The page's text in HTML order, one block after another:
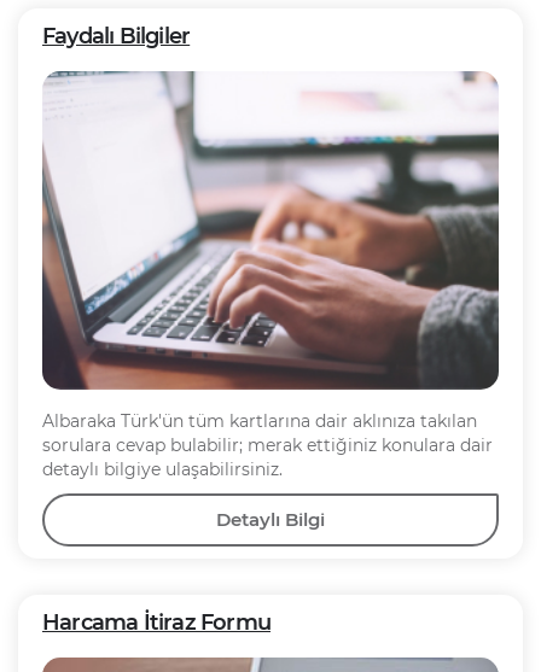
Faydalı Bilgiler
Albaraka Türk'ün tüm kartlarına dair aklınıza takılan
sorulara cevap bulabilir; merak ettiğiniz konulara dair
detaylı bilgiye ulaşabilirsiniz.
Detaylı Bilgi
Harcama İtiraz Formu